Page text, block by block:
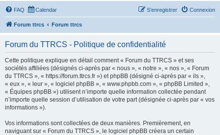
FAQ Calendar Connexion
S’enregistrer
Forum ttrcs Forum ttrcs
Forum du TTRCS - Politique de confidentialité
Cette politique explique en détail comment « Forum du TTRCS » et ses
sociétés affiliées (désignés ci-après par « nous », « notre », « nos », « Forum
du TTRCS », « https://forum.ttrcs.fr ») et phpBB (désigné ci-après par « ils »,
« eux », « leur », « logiciel phpBB », « www.phpbb.com », « phpBB Limited »,
« Équipes phpBB ») utilisent n’importe quelle information collectée pendant
n’importe quelle session d’utilisation de votre part (désignée ci-après par « vos
informations »).
Vos informations sont collectées de deux manières. Premièrement, en
naviguant sur « Forum du TTRCS », le logiciel phpBB créera un certain